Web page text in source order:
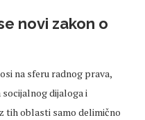
novi zakon o
na sferu radnog prava,
dijaloga i
tih oblasti samo delimično